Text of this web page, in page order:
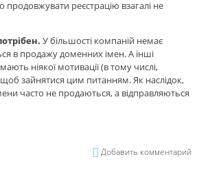
реєстрацію взагалі не
У більшості компаній немає
в продажу доменних імен. А інші
ніякої мотивації (в тому числі,
щоб зайнятися цим питанням. Як наслідок,
часто не продаються, а відправляються
Добавить комментарий